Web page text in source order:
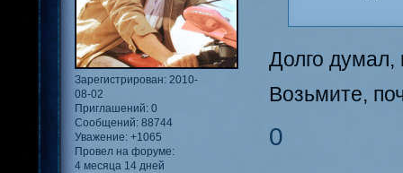
Зарегистрирован: 2010-
08-02
Приглашений: 0
Сообщений: 88744
Уважение: +1065
Провел на форуме:
4 месяца 14 дней
Долго думал,
Возьмите,
0